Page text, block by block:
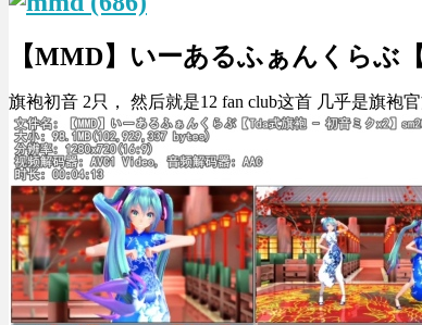
【MMD】いーあるふぁんくらぶ
旗袍初音 2只， 然后就是12 fan club这首 几乎是旗袍